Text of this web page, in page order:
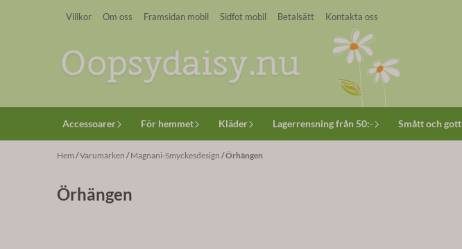
Hoppa till innehåll
Villkor Om oss Framsidan mobil Sidfot mobil Betalsätt Kontakta oss
Accessoarer För hemmet Kläder Lagerrensning från 50:- Smått och gott
Hem /Varumärken /Magnani-Smyckesdesign /Örhängen
Örhängen